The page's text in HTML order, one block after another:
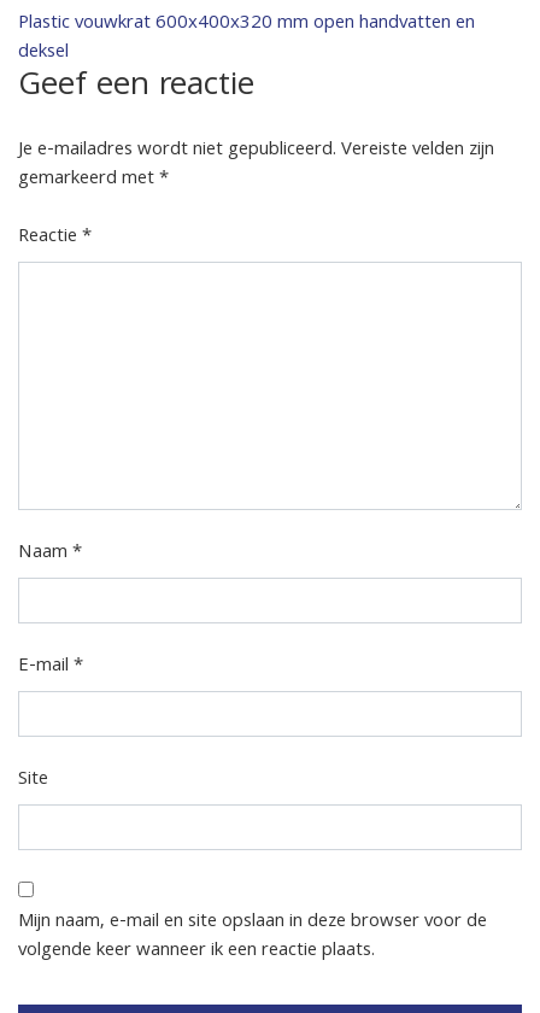
Bericht
navigatie
Plastic vouwkrat 600x400x320 mm open handvatten en
deksel
Geef een reactie
Je e-mailadres wordt niet gepubliceerd.Vereiste velden zijn
gemarkeerd met*
Reactie*
Naam*
E-mail*
Site
Mijn naam, e-mail en site opslaan in deze browser voor de
volgende keer wanneer ik een reactie plaats.